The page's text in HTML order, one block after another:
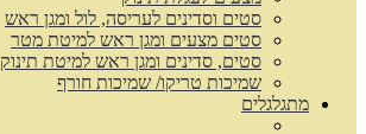
סטים וסדינים לעריסה, לול ומגן ראש
סטים מצעים ומגן ראש למיטת מטר
סטים, סדינים ומגן ראש למיטת תינוק
שמיכות טריקו/ שמיכות חורף
מתגלגלים